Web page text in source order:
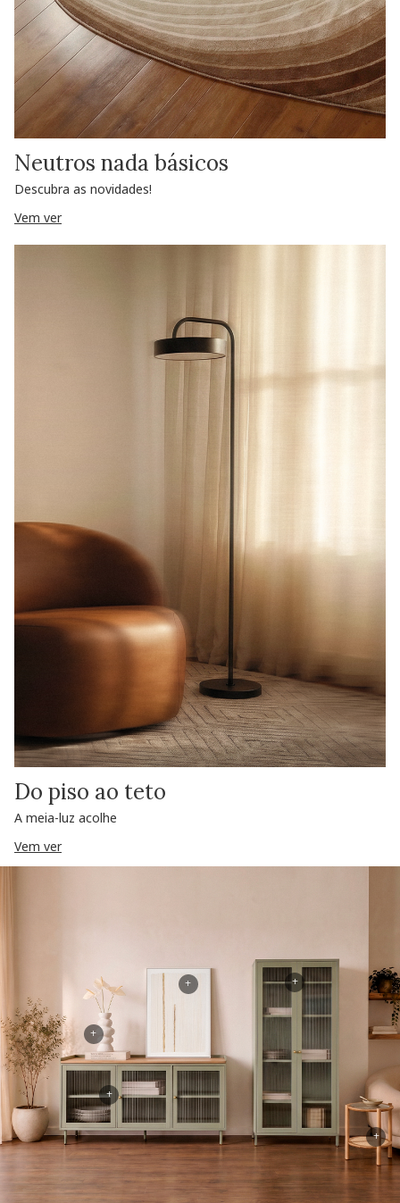
Neutros nada básicos
Descubra as novidades!
Vem ver
Do piso ao teto
A meia-luz acolhe
Vem ver
+
+
+
+
+